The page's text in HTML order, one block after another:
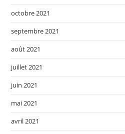
octobre 2021
septembre 2021
août 2021
juillet 2021
juin 2021
mai 2021
avril 2021